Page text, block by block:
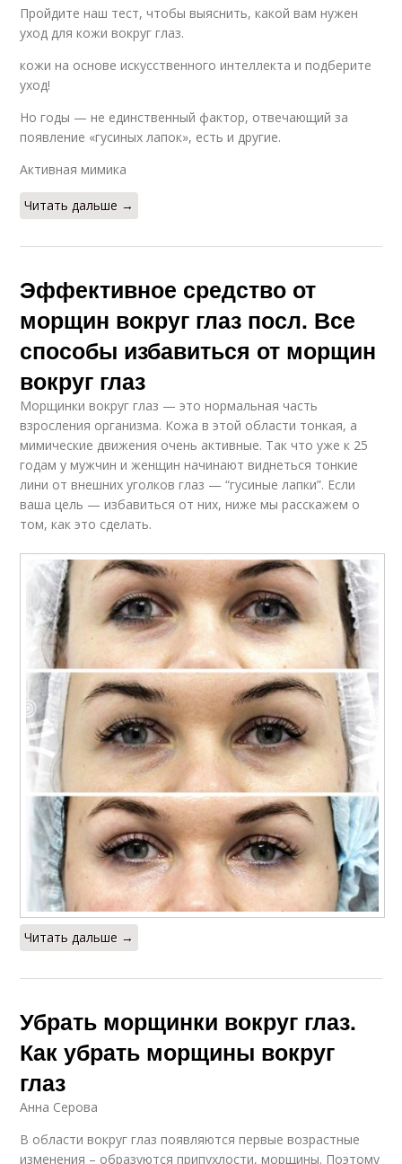
Пройдите наш тест, чтобы выяснить, какой вам нужен
уход для кожи вокруг глаз.
кожи на основе искусственного интеллекта и подберите
уход!
Но годы — не единственный фактор, отвечающий за
появление «гусиных лапок», есть и другие.
Активная мимика
Читать дальше →
Эффективное средство от
морщин вокруг глаз посл. Все
способы избавиться от морщин
вокруг глаз
Морщинки вокруг глаз — это нормальная часть
взросления организма. Кожа в этой области тонкая, а
мимические движения очень активные. Так что уже к 25
годам у мужчин и женщин начинают виднеться тонкие
лини от внешних уголков глаз — “гусиные лапки”. Если
ваша цель — избавиться от них, ниже мы расскажем о
том, как это сделать.
Читать дальше →
Убрать морщинки вокруг глаз.
Как убрать морщины вокруг
глаз
Анна Серова
В области вокруг глаз появляются первые возрастные
изменения – образуются припухлости, морщины. Поэтому